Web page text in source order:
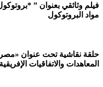
وثائقي بعنوان ” *بروتوكول
البروتوكول
نقاشية تحت عنوان «مصر
والاتفاقيات الإفريقية»